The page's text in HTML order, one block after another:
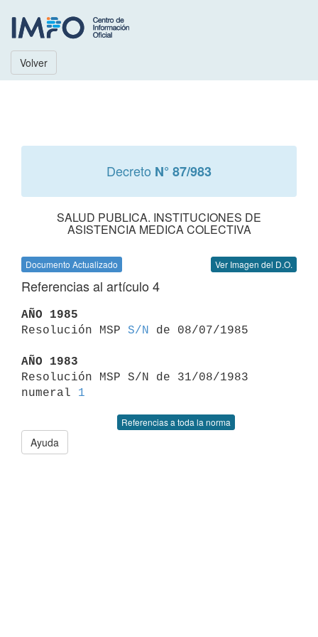
Volver
Decreto N° 87/983
SALUD PUBLICA. INSTITUCIONES DE
ASISTENCIA MEDICA COLECTIVA
Documento Actualizado Ver Imagen del D.O.
Referencias al artículo 4
AÑO 1985
Resolución MSP S/N de 08/07/1985
AÑO 1983
Resolución MSP S/N de 31/08/1983
numeral 1
Referencias a toda la norma
Ayuda